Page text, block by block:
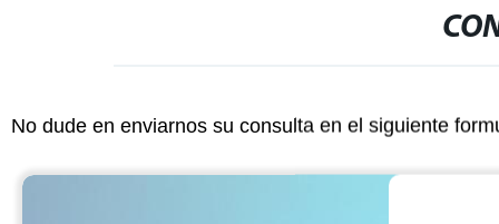
No dude en enviarnos su consulta en el siguiente